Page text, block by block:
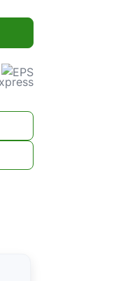
die Schaltflächen